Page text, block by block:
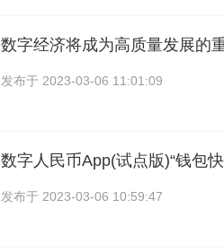
数字经济将成为高质量发展的
发布于 2023-03-06 11:01:09
数字人民币App(试点版)“钱包
发布于 2023-03-06 10:59:47